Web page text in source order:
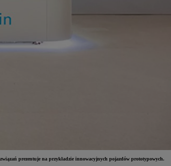
prezentuje na przykładzie innowacyjnych pojazdów prototypowych.